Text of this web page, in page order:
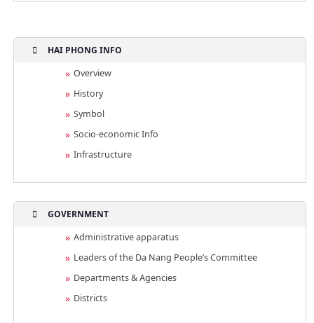
HAI PHONG INFO
Overview
History
Symbol
Socio-economic Info
Infrastructure
GOVERNMENT
Administrative apparatus
Leaders of the Da Nang People’s Committee
Departments & Agencies
Districts